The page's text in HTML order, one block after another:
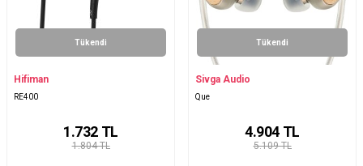
Tükendi
Hifiman
RE400
1.804 TL
1.732 TL
Tükendi
Sivga Audio
Que
5.109 TL
4.904 TL